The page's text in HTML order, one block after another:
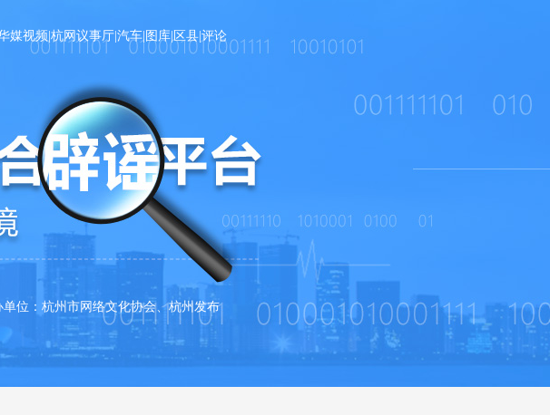
媒视频 杭网议事厅| 汽车| 图库|区县| 评论
杭州市网络文化协会、杭州发布